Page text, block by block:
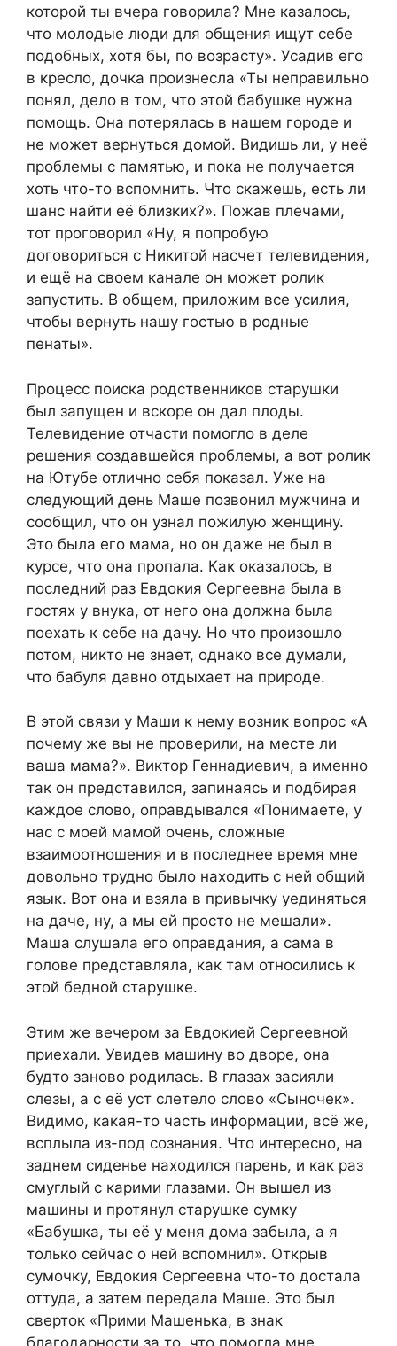
которой ты вчера говорила? Мне казалось,
что молодые люди для общения ищут себе
подобных, хотя бы, по возрасту». Усадив его
в кресло, дочка произнесла «Ты неправильно
понял, дело в том, что этой бабушке нужна
помощь. Она потерялась в нашем городе и
не может вернуться домой. Видишь ли, у неё
проблемы с памятью, и пока не получается
хоть что-то вспомнить. Что скажешь, есть ли
шанс найти её близких?». Пожав плечами,
тот проговорил «Ну, я попробую
договориться с Никитой насчет телевидения,
и ещё на своем канале он может ролик
запустить. В общем, приложим все усилия,
чтобы вернуть нашу гостью в родные
пенаты».
Процесс поиска родственников старушки
был запущен и вскоре он дал плоды.
Телевидение отчасти помогло в деле
решения создавшейся проблемы, а вот ролик
на Ютубе отлично себя показал. Уже на
следующий день Маше позвонил мужчина и
сообщил, что он узнал пожилую женщину.
Это была его мама, но он даже не был в
курсе, что она пропала. Как оказалось, в
последний раз Евдокия Сергеевна была в
гостях у внука, от него она должна была
поехать к себе на дачу. Но что произошло
потом, никто не знает, однако все думали,
что бабуля давно отдыхает на природе.
В этой связи у Маши к нему возник вопрос «А
почему же вы не проверили, на месте ли
ваша мама?». Виктор Геннадиевич, а именно
так он представился, запинаясь и подбирая
каждое слово, оправдывался «Понимаете, у
нас с моей мамой очень, сложные
взаимоотношения и в последнее время мне
довольно трудно было находить с ней общий
язык. Вот она и взяла в привычку уединяться
на даче, ну, а мы ей просто не мешали».
Маша слушала его оправдания, а сама в
голове представляла, как там относились к
этой бедной старушке.
Этим же вечером за Евдокией Сергеевной
приехали. Увидев машину во дворе, она
будто заново родилась. В глазах засияли
слезы, а с её уст слетело слово «Сыночек».
Видимо, какая-то часть информации, всё же,
всплыла из-под сознания. Что интересно, на
заднем сиденье находился парень, и как раз
смуглый с карими глазами. Он вышел из
машины и протянул старушке сумку
«Бабушка, ты её у меня дома забыла, а я
только сейчас о ней вспомнил». Открыв
сумочку, Евдокия Сергеевна что-то достала
оттуда, а затем передала Маше. Это был
сверток «Прими Машенька, в знак
благодарности за то, что помогла мне